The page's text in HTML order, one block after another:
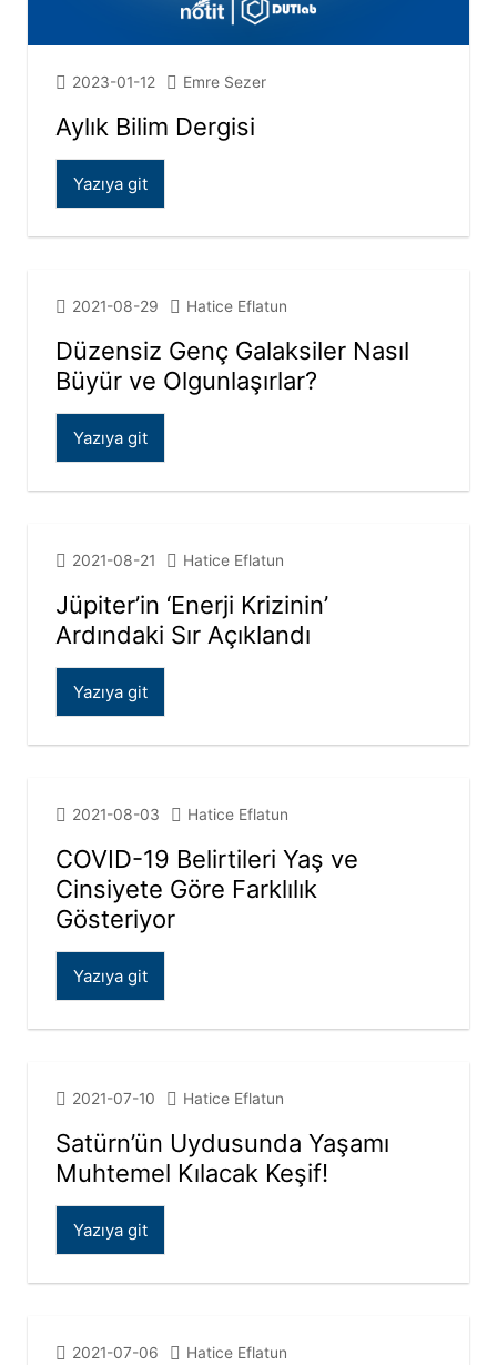
2023-01-12 Emre Sezer
Aylık Bilim Dergisi
Yazıya git
2021-08-29 Hatice Eflatun
Düzensiz Genç Galaksiler Nasıl
Büyür ve Olgunlaşırlar?
Yazıya git
2021-08-21 Hatice Eflatun
Jüpiter’in ‘Enerji Krizinin’
Ardındaki Sır Açıklandı
Yazıya git
2021-08-03 Hatice Eflatun
COVID-19 Belirtileri Yaş ve
Cinsiyete Göre Farklılık
Gösteriyor
Yazıya git
2021-07-10 Hatice Eflatun
Satürn’ün Uydusunda Yaşamı
Muhtemel Kılacak Keşif!
Yazıya git
2021-07-06 Hatice Eflatun